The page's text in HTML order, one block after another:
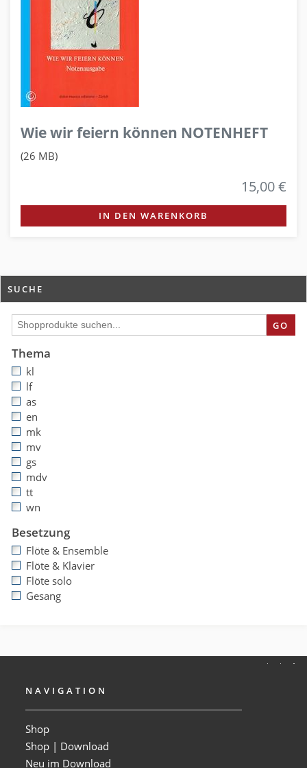
Wie wir feiern können NOTENHEFT
(26 MB)
15,00 €
IN DEN WARENKORB
SUCHE
GO
Thema
kl
lf
as
en
mk
mv
gs
mdv
tt
wn
Besetzung
Flöte & Ensemble
Flöte & Klavier
Flöte solo
Gesang
NAVIGATION
Shop
Shop | Download
Neu im Download